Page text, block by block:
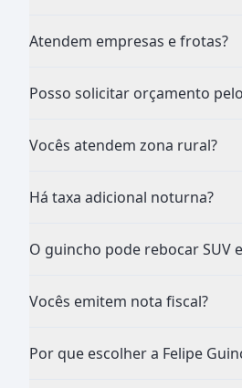
Atendem empresas e frotas?
Posso solicitar orçamento
Vocês atendem zona rural?
Há taxa adicional noturna?
O guincho pode rebocar SUV
Vocês emitem nota fiscal?
Por que escolher a Felipe